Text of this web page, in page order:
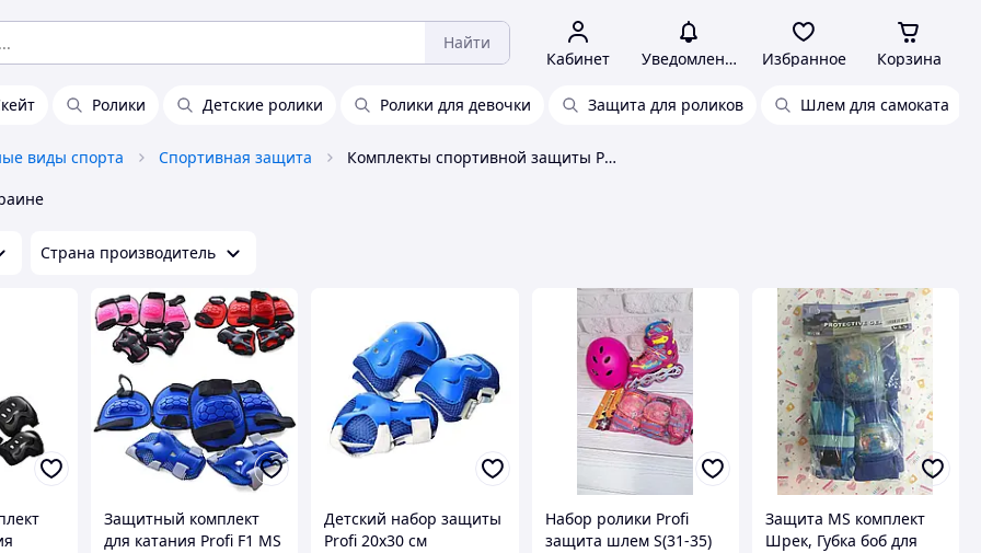
Найти
Кабинет Уведомления Избранное Корзина
Ролики Детские ролики Ролики для девочки Защита для роликов Шлем для самоката
виды спорта Спортивная защита Комплекты спортивной защиты Profi
Страна производитель
Защитный комплект
для катания Profi F1 MS
Детский набор защиты
Profi 20х30 см
Набор ролики Profi
защита шлем S(31-35)
Защита MS комплект
Шрек, Губка боб для